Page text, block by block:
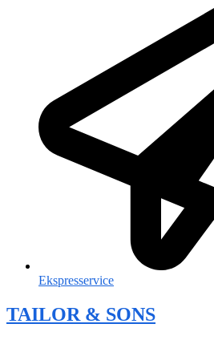
Ekspresservice
TAILOR & SONS